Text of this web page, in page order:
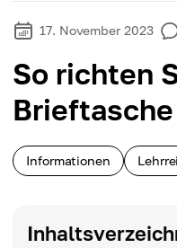
17. November 2023
So richten
Informationen